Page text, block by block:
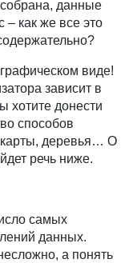
данные
– как же все это
виде!
зависит в
хотите донести
способов
деревья… О
речь ниже.
самых
данных.
а понять